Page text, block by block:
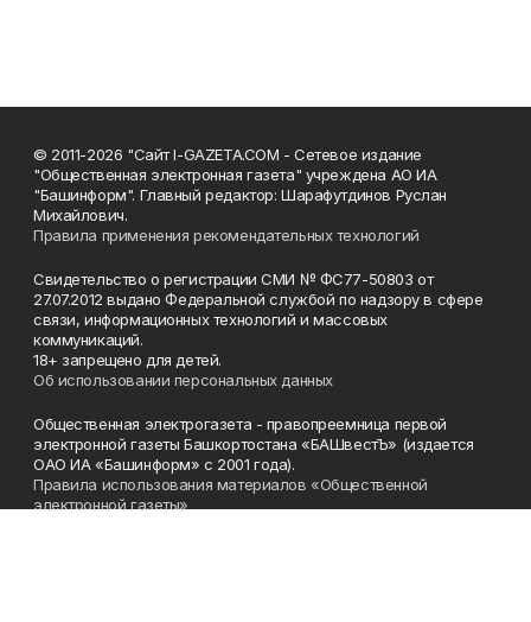
© 2011-2026 "Сайт I-GAZETA.COM - Сетевое издание
"Общественная электронная газета" учреждена АО ИА
"Башинформ". Главный редактор: Шарафутдинов Руслан
Михайлович.
Правила применения рекомендательных технологий
Свидетельство о регистрации СМИ № ФС77-50803 от
27.07.2012 выдано Федеральной службой по надзору в сфере
связи, информационных технологий и массовых
коммуникаций.
18+ запрещено для детей.
Об использовании персональных данных
Общественная электрогазета - правопреемница первой
электронной газеты Башкортостана «БАШвестЪ» (издается
ОАО ИА «Башинформ» с 2001 года).
Правила использования материалов «Общественной
электронной газеты»